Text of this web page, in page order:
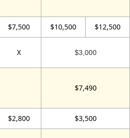
$7,500 $10,500 $12,500
X $3,000
$7,490
$2,800 $3,500